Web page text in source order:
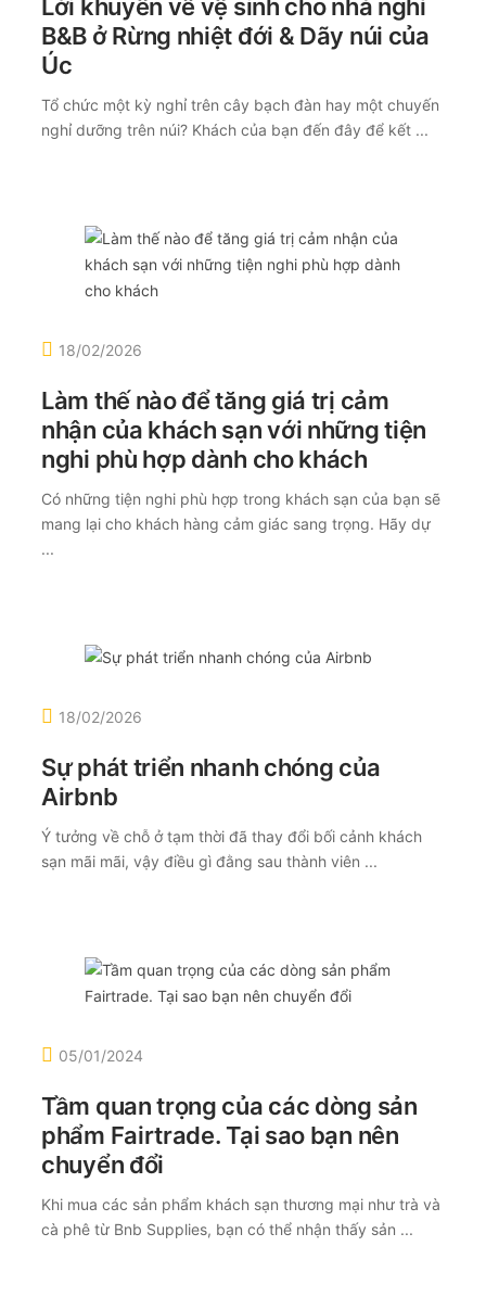
Lời khuyên về vệ sinh cho nhà nghỉ
B&B ở Rừng nhiệt đới & Dãy núi của
Úc
Tổ chức một kỳ nghỉ trên cây bạch đàn hay một chuyến
nghỉ dưỡng trên núi? Khách của bạn đến đây để kết ...
18/02/2026
Làm thế nào để tăng giá trị cảm
nhận của khách sạn với những tiện
nghi phù hợp dành cho khách
Có những tiện nghi phù hợp trong khách sạn của bạn sẽ
mang lại cho khách hàng cảm giác sang trọng. Hãy dự
...
18/02/2026
Sự phát triển nhanh chóng của
Airbnb
Ý tưởng về chỗ ở tạm thời đã thay đổi bối cảnh khách
sạn mãi mãi, vậy điều gì đằng sau thành viên ...
05/01/2024
Tầm quan trọng của các dòng sản
phẩm Fairtrade. Tại sao bạn nên
chuyển đổi
Khi mua các sản phẩm khách sạn thương mại như trà và
cà phê từ Bnb Supplies, bạn có thể nhận thấy sản ...